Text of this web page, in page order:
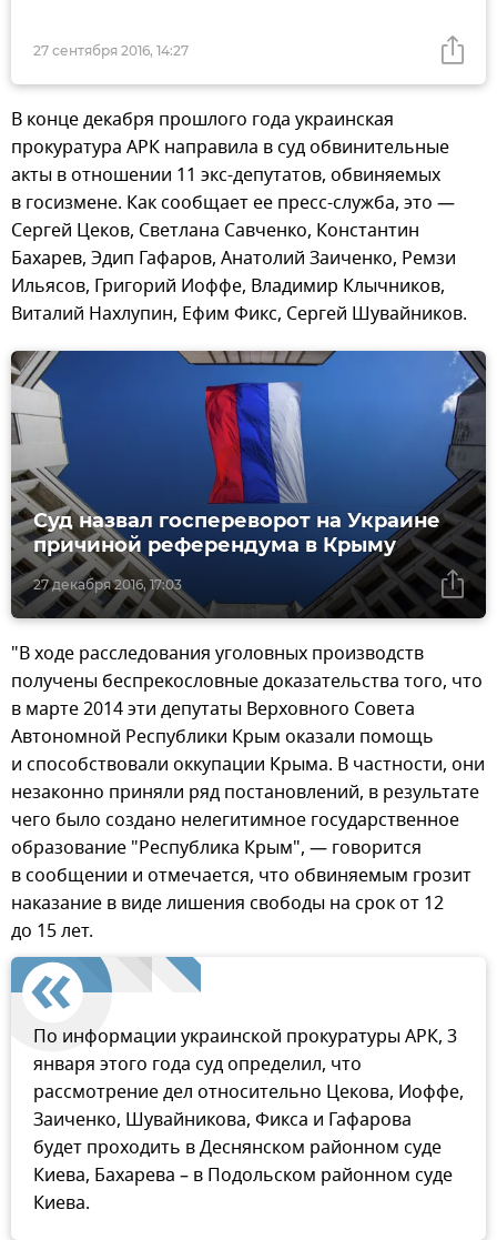
27 сентября 2016, 14:27
В конце декабря прошлого года украинская
прокуратура АРК направила в суд обвинительные
акты в отношении 11 экс-депутатов, обвиняемых
в госизмене. Как сообщает ее пресс-служба, это —
Сергей Цеков, Светлана Савченко, Константин
Бахарев, Эдип Гафаров, Анатолий Заиченко, Ремзи
Ильясов, Григорий Иоффе, Владимир Клычников,
Виталий Нахлупин, Ефим Фикс, Сергей Шувайников.
27 декабря 2016, 17:03
Суд назвал госпереворот на Украине
причиной референдума в Крыму
"В ходе расследования уголовных производств
получены беспрекословные доказательства того, что
в марте 2014 эти депутаты Верховного Совета
Автономной Республики Крым оказали помощь
и способствовали оккупации Крыма. В частности, они
незаконно приняли ряд постановлений, в результате
чего было создано нелегитимное государственное
образование "Республика Крым", — говорится
в сообщении и отмечается, что обвиняемым грозит
наказание в виде лишения свободы на срок от 12
до 15 лет.
По информации украинской прокуратуры АРК, 3
января этого года суд определил, что
рассмотрение дел относительно Цекова, Иоффе,
Заиченко, Шувайникова, Фикса и Гафарова
будет проходить в Деснянском районном суде
Киева, Бахарева – в Подольском районном суде
Киева.